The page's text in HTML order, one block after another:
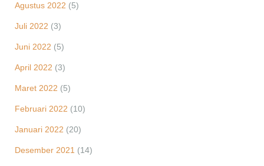
Agustus 2022 (5)
Juli 2022 (3)
Juni 2022 (5)
April 2022 (3)
Maret 2022 (5)
Februari 2022 (10)
Januari 2022 (20)
Desember 2021 (14)